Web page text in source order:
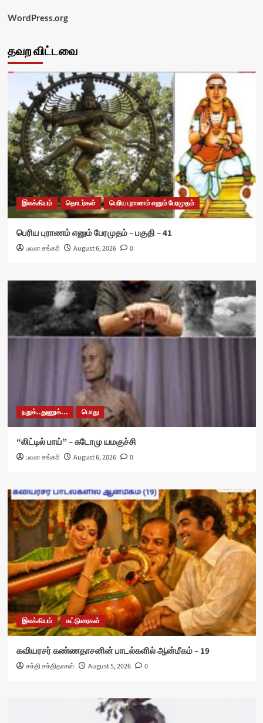
WordPress.org
தவற விட்டவை
இலக்கியம் தொடர்கள் பெரிய புராணம் எனும் பேரமுதம்
பெரிய புராணம் எனும் பேரமுதம் – பகுதி – 41
பவள சங்கரி August 6, 2026 0
நறுக்..துணுக்... பொது
“லிட்டில் பாய்” – சுடோமு யமகுச்சி
பவள சங்கரி August 6, 2026 0
இலக்கியம் கட்டுரைகள்
கவியரசர் கண்ணதாசனின் பாடல்களில் ஆன்மீகம் – 19
சக்தி சக்திதாசன் August 5, 2026 0